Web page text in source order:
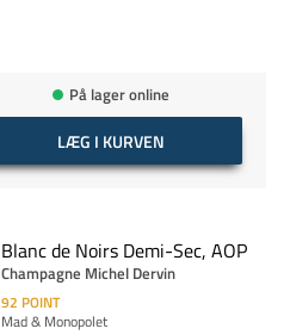
På lager online
LÆG I KURVEN
Blanc de Noirs Demi-Sec, AOP
Champagne Michel Dervin
92 POINT
Mad & Monopolet